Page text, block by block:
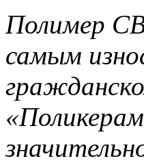
Полимер
самым